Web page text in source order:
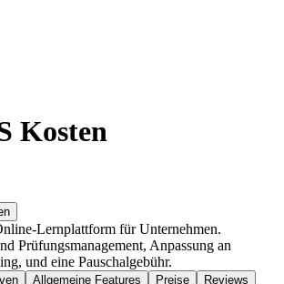
Kosten
Lernplattform für Unternehmen.
Prüfungsmanagement, Anpassung an
und eine Pauschalgebühr.
Allgemeine Features Preise Reviews